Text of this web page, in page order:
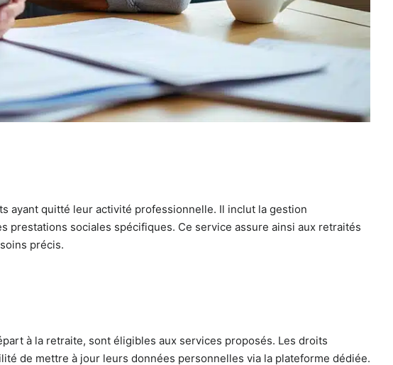
ayant quitté leur activité professionnelle. Il inclut la gestion
prestations sociales spécifiques. Ce service assure ainsi aux retraités
précis.
à la retraite, sont éligibles aux services proposés. Les droits
de mettre à jour leurs données personnelles via la plateforme dédiée.